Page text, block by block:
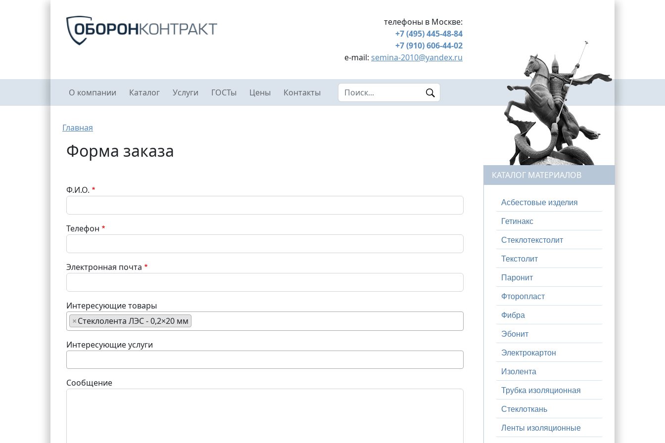
телефоны в Москве:
+7 (495) 445-48-84
+7 (910) 606-44-02
e-mail: semina-2010@yandex.ru
Главное меню
О компании Каталог Услуги ГОСТы Цены Контакты Search this site
Строка навигации
Главная
Форма заказа
Ф.И.О.
Телефон
Электронная почта
Интересующие товары
×Стеклолента ЛЭС - 0,2×20 мм
Интересующие услуги
Сообщение
КАТАЛОГ МАТЕРИАЛОВ
Асбестовые изделия
Гетинакс
Стеклотекстолит
Текстолит
Паронит
Фторопласт
Фибра
Эбонит
Электрокартон
Изолента
Трубка изоляционная
Стеклоткань
Ленты изоляционные